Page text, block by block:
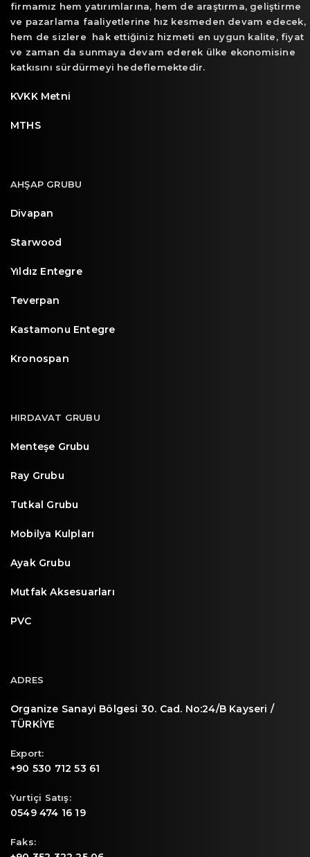
firmamız hem yatırımlarına, hem de araştırma, geliştirme
ve pazarlama faaliyetlerine hız kesmeden devam edecek,
hem de sizlere hak ettiğiniz hizmeti en uygun kalite, fiyat
ve zaman da sunmaya devam ederek ülke ekonomisine
katkısını sürdürmeyi hedeflemektedir.
KVKK Metni
MTHS
AHŞAP GRUBU
Divapan
Starwood
Yıldız Entegre
Teverpan
Kastamonu Entegre
Kronospan
HIRDAVAT GRUBU
Menteşe Grubu
Ray Grubu
Tutkal Grubu
Mobilya Kulpları
Ayak Grubu
Mutfak Aksesuarları
PVC
ADRES
Organize Sanayi Bölgesi 30. Cad. No:24/B Kayseri /
TÜRKİYE
Export:
+90 530 712 53 61
Yurtiçi Satış:
0549 474 16 19
Faks: